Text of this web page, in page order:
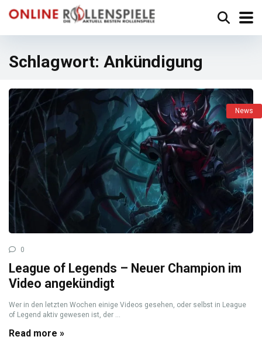
Schlagwort: Ankündigung
News
0
League of Legends – Neuer Champion im
Video angekündigt
Wer in den letzten Wochen einige Videos gesehen, oder selbst in League
of Legend aktiv gewesen ist, der ...
Read more »